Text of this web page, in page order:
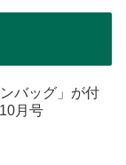
バッグ」が付
月号